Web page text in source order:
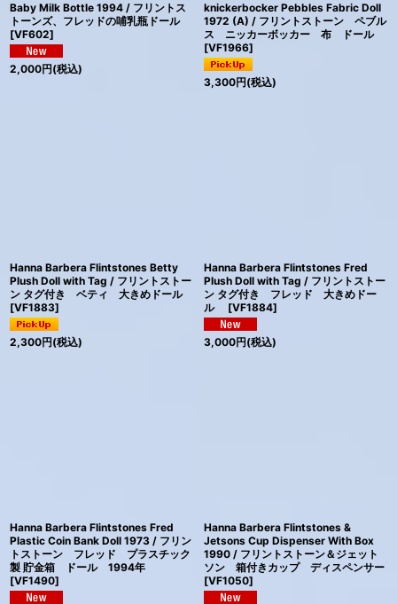
Baby Milk Bottle 1994 / フリントス
トーンズ、フレッドの哺乳瓶ドール
[VF602]
2,000円(税込)
knickerbocker Pebbles Fabric Doll
1972 (A) / フリントストーン ペブル
ス ニッカーボッカー 布 ドール
[VF1966]
3,300円(税込)
Hanna Barbera Flintstones Betty
Plush Doll with Tag / フリントストー
ン タグ付き ベティ 大きめドール
[VF1883]
2,300円(税込)
Hanna Barbera Flintstones Fred
Plush Doll with Tag / フリントストー
ン タグ付き フレッド 大きめドー
ル
[VF1884]
3,000円(税込)
Hanna Barbera Flintstones Fred
Plastic Coin Bank Doll 1973 / フリン
トストーン フレッド プラスチック
製 貯金箱 ドール 1994年
[VF1490]
Hanna Barbera Flintstones &
Jetsons Cup Dispenser With Box
1990 / フリントストーン＆ジェット
ソン 箱付きカップ ディスペンサー
[VF1050]